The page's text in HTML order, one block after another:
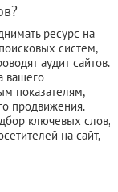
ресурс на
систем,
аудит сайтов.
вашего
показателям,
продвижения.
ключевых слов,
на сайт,